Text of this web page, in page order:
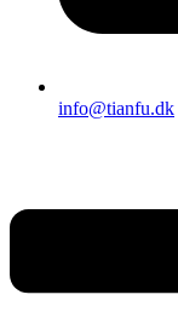
info@tianfu.dk